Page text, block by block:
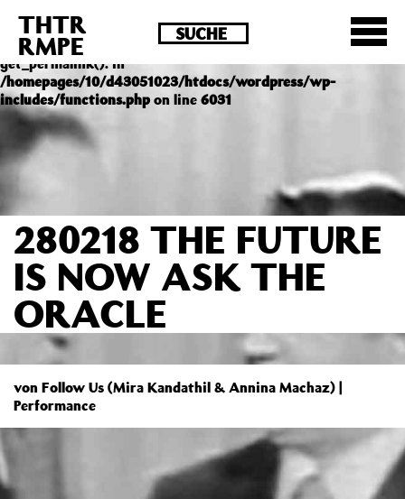
Deprecated : Die Funktion post_permalink ist seit
Version 4.4.0 veraltet! Verwende stattdessen
get_permalink(). in
/homepages/10/d43051023/htdocs/wordpress/wp-
includes/functions.phpon line 6031
THTR
RMPE
280218 THE FUTURE
IS NOW ASK THE
ORACLE
von Follow Us (Mira Kandathil & Annina Machaz) |
Performance